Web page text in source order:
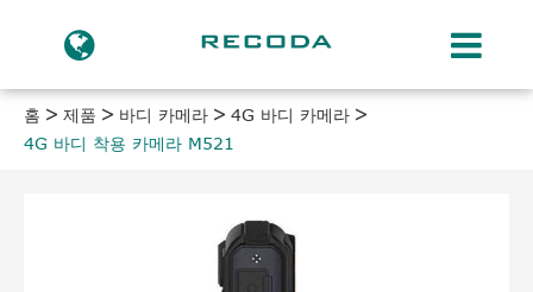
홈 제품 바디 카메라
4G 바디 카메라
4G 바디 착용 카메라 M521